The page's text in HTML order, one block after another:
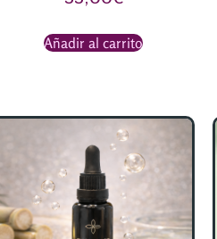
Añadir al carrito